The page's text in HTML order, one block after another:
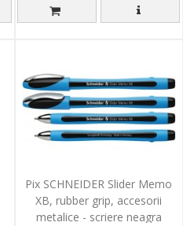
Pix SCHNEIDER Slider Memo
XB, rubber grip, accesorii
metalice - scriere neagra